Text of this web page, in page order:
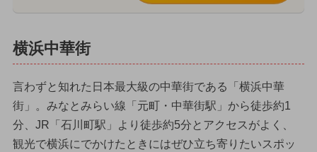
横浜中華街
言わずと知れた日本最大級の中華街である「横浜中華
街」。みなとみらい線「元町・中華街駅」から徒歩約1
分、JR「石川町駅」より徒歩約5分とアクセスがよく、
観光で横浜にでかけたときにはぜひ立ち寄りたいスポッ